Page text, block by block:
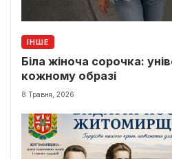
ІНШЕ
Біла жіноча сорочка:
кожному образі
8 Травня, 2026